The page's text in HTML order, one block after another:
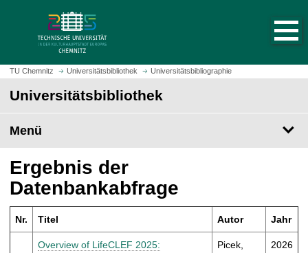
z
m
t
e
i
t
u
f
u
f
TU Chemnitz Universitätsbibliothek Universitätsbibliographie
Universitätsbibliothek
Menü
Ergebnis der
Datenbankabfrage
Nr. Titel Autor Jahr
Overview of LifeCLEF 2025:
Picek,
2026